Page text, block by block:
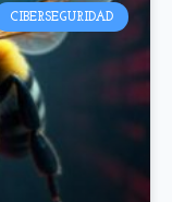
CIBERSEGURIDAD